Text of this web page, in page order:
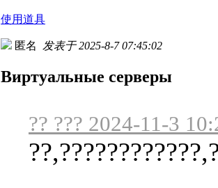
使用道具
匿名 发表于 2025-8-7 07:45:02
Виртуальные серверы
?? ??? 2024-11-3